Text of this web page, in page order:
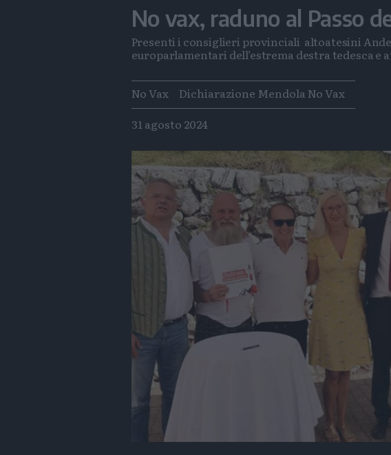
No vax, raduno al Passo
Presenti i consiglieri provinciali altoatesini
europarlamentari dell’estrema destra tedesca e
Tags
No Vax
Dichiarazione Mendola No Vax
31 agosto 2024